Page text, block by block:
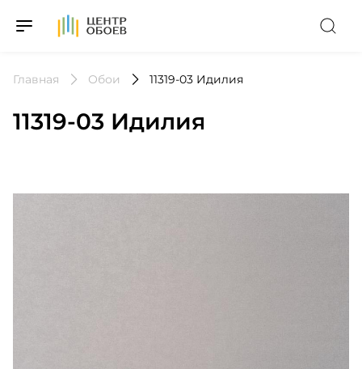
На Главную
Главная Обои 11319-03 Идилия
11319-03 Идилия